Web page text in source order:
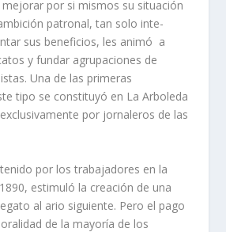
por si mismos su situación
patronal, tan solo inte­
sus beneficios, les animó a
y fundar agrupaciones de
Una de las primeras
tipo se constituyó en La Arboleda
por jornaleros de las
por los traba­jadores en la
esti­muló la creación de una
al ario siguiente. Pero el pago
de la mayorí­a de los